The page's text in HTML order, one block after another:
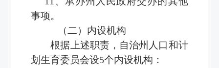
事项。
（二）内设机构
根据上述职责，自治州人口和计
划生育委员会设5个内设机构：